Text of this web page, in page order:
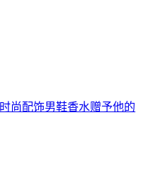
时尚配饰男鞋香水赠予他的